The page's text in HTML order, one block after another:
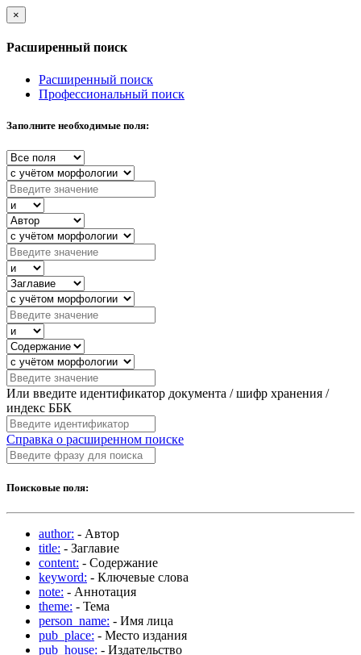
×
Расширенный поиск
Расширенный поиск
Профессиональный поиск
Заполните необходимые поля:
Или введите идентификатор документа / шифр хранения /
индекс ББК
Справка о расширенном поиске
Поисковые поля:
author: - Автор
title: - Заглавие
content: - Содержание
keyword: - Ключевые слова
note: - Аннотация
theme: - Тема
person_name: - Имя лица
pub_place: - Место издания
pub_house: - Издательство